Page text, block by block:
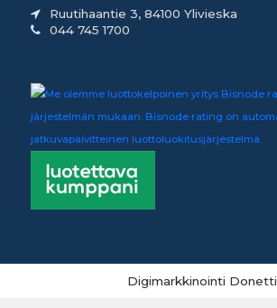
Ruutihaantie 3, 84100 Ylivieska
044 745 1700
Digimarkkinointi Donetti